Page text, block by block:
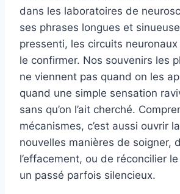
dans les laboratoires de
ses phrases longues et
pressenti, les circuits
le confirmer. Nos souvenirs les
ne viennent pas quand on les
quand une simple sensation
sans qu’on l’ait cherché.
mécanismes, c’est aussi ouvrir
nouvelles manières de soigner,
l’effacement, ou de réconcilier
un passé parfois silencieux.